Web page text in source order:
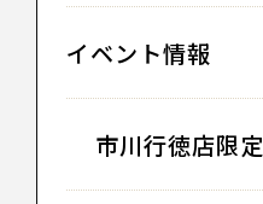
イベント情報
市川行徳店限定